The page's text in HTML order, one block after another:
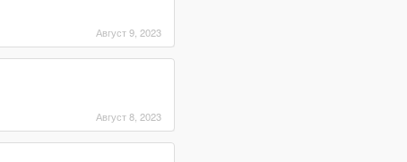
Август 9, 2023
Август 8, 2023